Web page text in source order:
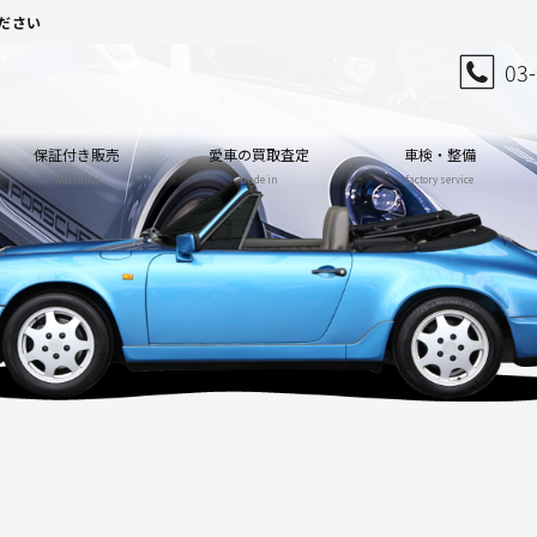
さい
保証付き販売
warranty
愛車の買取査定
trade in
車検・整備
factory service